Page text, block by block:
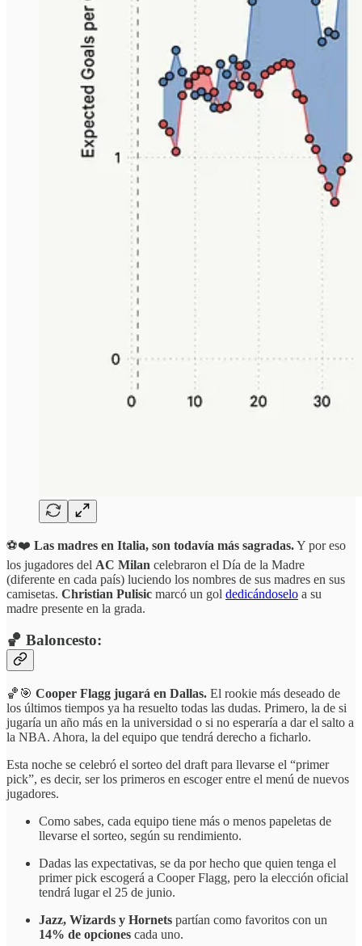
⚽❤️ Las madres en Italia, son todavía más sagradas.Y por eso
los jugadores del AC Milan celebraron el Día de la Madre
(diferente en cada país) luciendo los nombres de sus madres en sus
camisetas. Christian Pulisic marcó un gol dedicándoselo a su
madre presente en la grada.
🏀 Baloncesto:
🏀🎯 Cooper Flagg jugará en Dallas. El rookie más deseado de
los últimos tiempos ya ha resuelto todas las dudas. Primero, la de si
jugaría un año más en la universidad o si no esperaría a dar el salto a
la NBA. Ahora, la del equipo que tendrá derecho a ficharlo.
Esta noche se celebró el sorteo del draft para llevarse el “primer
pick”, es decir, ser los primeros en escoger entre el menú de nuevos
jugadores.
Como sabes, cada equipo tiene más o menos papeletas de
llevarse el sorteo, según su rendimiento.
Dadas las expectativas, se da por hecho que quien tenga el
primer pick escogerá a Cooper Flagg, pero la elección oficial
tendrá lugar el 25 de junio.
Jazz, Wizards y Hornets partían como favoritos con un
14% de opciones cada uno.